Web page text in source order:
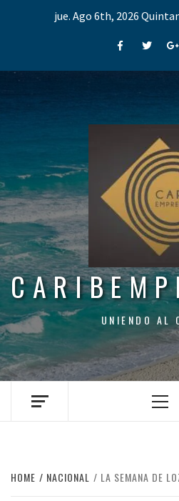
jue. Ago 6th, 2026
FacebookTwitter
UNIENDO AL
Menu
HOME NACIONAL LA SEMANA DE